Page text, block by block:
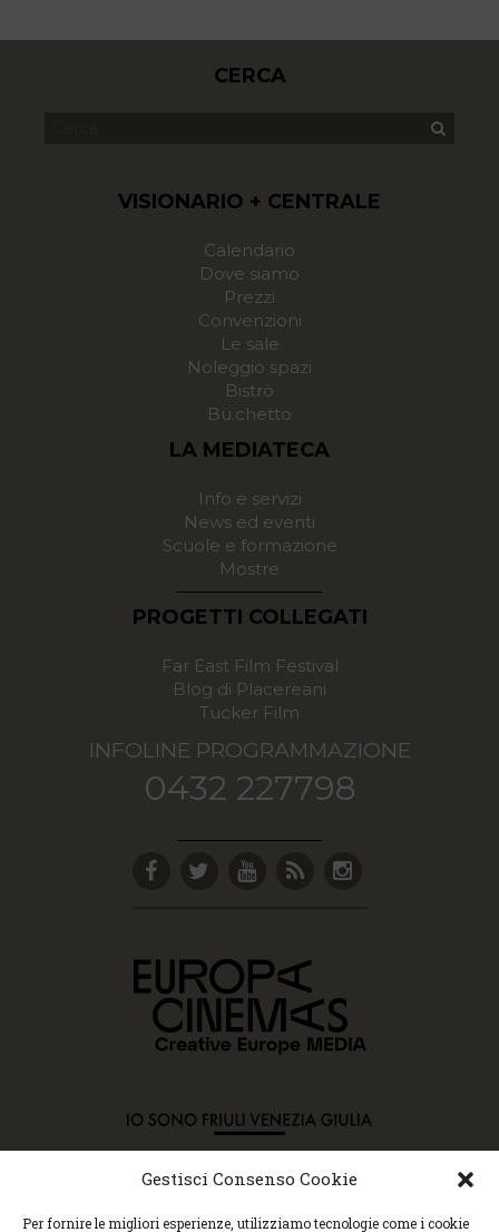
Gestisci Consenso Cookie
Per fornire le migliori esperienze, utilizziamo tecnologie come i cookie
CERCA
VISIONARIO + CENTRALE
Calendario
Dove siamo
Prezzi
Convenzioni
Le sale
Noleggio spazi
Bistrò
Bu.chetto
LA MEDIATECA
Info e servizi
News ed eventi
Scuole e formazione
Mostre
PROGETTI COLLEGATI
Far East Film Festival
Blog di Placereani
Tucker Film
INFOLINE PROGRAMMAZIONE
0432 227798
Copyright © 2015 Cec, Tutti i diritti riservati. Nessun